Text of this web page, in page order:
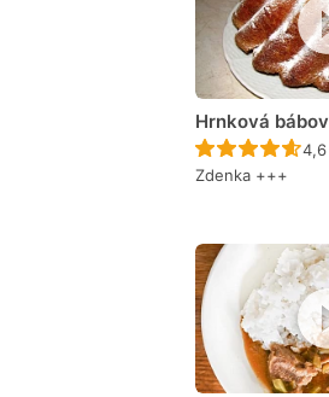
Hrnková
4,6
Zdenka +++